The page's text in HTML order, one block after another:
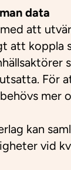
data
att
att koppla
För
mer
kan
vid